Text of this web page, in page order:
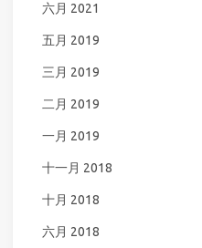
六月 2021
五月 2019
三月 2019
二月 2019
一月 2019
十一月 2018
十月 2018
六月 2018